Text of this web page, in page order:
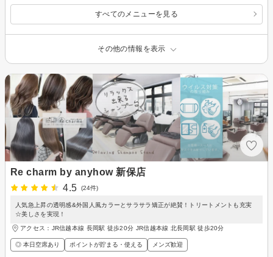
すべてのメニューを見る
その他の情報を表示
Re charm by anyhow 新保店
4.5
(24件)
人気急上昇の透明感&外国人風カラーとサラサラ矯正が絶賛！トリートメントも充実
☆美しさを実現！
アクセス：JR信越本線 長岡駅 徒歩20分 JR信越本線 北長岡駅 徒歩20分
◎ 本日空席あり ポイントが貯まる・使える メンズ歓迎